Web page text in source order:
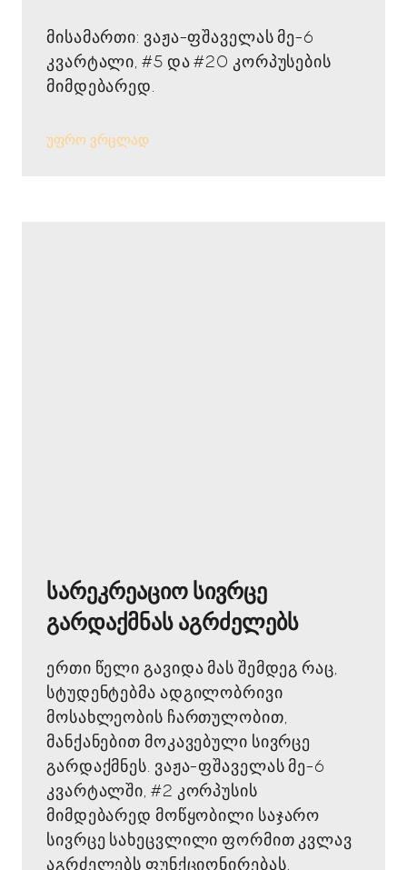
მისამართი: ვაჟა-ფშაველას მე-6
კვარტალი, #5 და #20 კორპუსების
მიმდებარედ.
უფრო ვრცლად
სარეკრეაციო სივრცე
გარდაქმნას აგრძელებს
ერთი წელი გავიდა მას შემდეგ რაც,
სტუდენტებმა ადგილობრივი
მოსახლეობის ჩართულობით,
მანქანებით მოკავებული სივრცე
გარდაქმნეს. ვაჟა-ფშაველას მე-6
კვარტალში, #2 კორპუსის
მიმდებარედ მოწყობილი საჯარო
სივრცე სახეცვლილი ფორმით კვლავ
აგრძელებს ფუნქციონირებას.